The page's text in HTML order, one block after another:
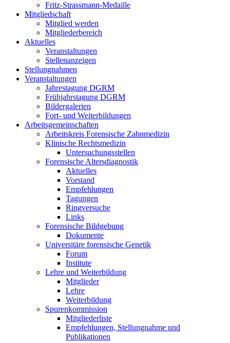
Fritz-Strassmann-Medaille
Mitgliedschaft
Mitglied werden
Mitgliederbereich
Aktuelles
Veranstaltungen
Stellenanzeigen
Stellungnahmen
Veranstaltungen
Jahrestagung DGRM
Frühjahrstagung DGRM
Bildergalerien
Fort- und Weiterbildungen
Arbeitsgemeinschaften
Arbeitskreis Forensische Zahnmedizin
Klinische Rechtsmedizin
Untersuchungsstellen
Forensische Altersdiagnostik
Aktuelles
Vorstand
Empfehlungen
Tagungen
Ringversuche
Links
Forensische Bildgebung
Dokumente
Universitäre forensische Genetik
Forum
Institute
Lehre und Weiterbildung
Mitglieder
Lehre
Weiterbildung
Spurenkommission
Mitgliederliste
Empfehlungen, Stellungnahme und
Publikationen